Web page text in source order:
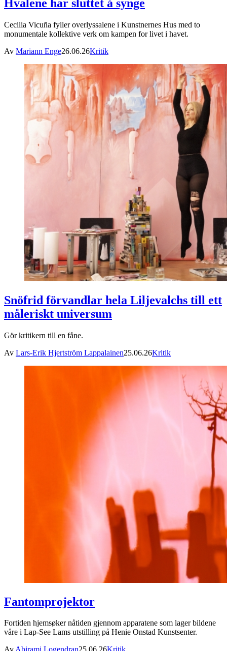
Hvalene har sluttet å synge
Cecilia Vicuña fyller overlyssalene i Kunstnernes Hus med to
monumentale kollektive verk om kampen for livet i havet.
Av Mariann Enge26.06.26Kritik
Snöfrid förvandlar hela Liljevalchs till ett
måleriskt universum
Gör kritikern till en fåne.
Av Lars-Erik Hjertström Lappalainen25.06.26Kritik
Fantomprojektor
Fortiden hjemsøker nåtiden gjennom apparatene som lager bildene
våre i Lap-See Lams utstilling på Henie Onstad Kunstsenter.